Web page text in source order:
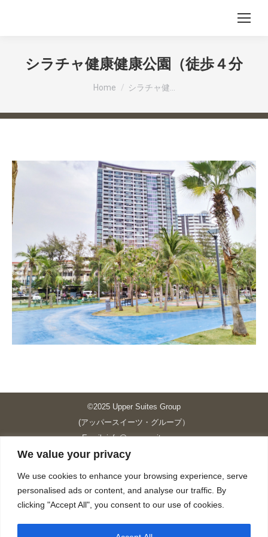
We value your privacy
We use cookies to enhance your browsing experience, serve
personalised ads or content, and analyse our traffic. By
clicking "Accept All", you consent to our use of cookies.
シラチャ健康健康公園（徒歩４分
You are here:
Home シラチャ健…
©2025 Upper Suites Group
(アッパースイーツ・グループ）
Email: info@upper-suites.com
----------------------------------------------------------------
Upper Suites 23 （GRANDE P.S.A. HOLDING CO.,LTD.）